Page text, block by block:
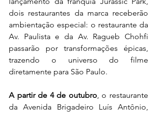
dois restaurantes da marca receberão
ambientação especial: o restaurante da
Av. Paulista e da Av. Ragueb Chohfi
passarão por transformações épicas,
trazendo o universo do filme
diretamente para São Paulo.
A partir de 4 de outubro, o restaurante
da Avenida Brigadeiro Luís Antônio,